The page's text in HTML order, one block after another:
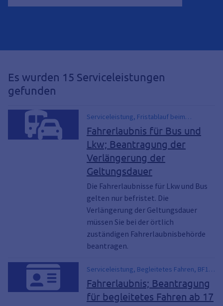
Es wurden 15 Serviceleistungen
gefunden
Serviceleistung, Fristablauf beim
Führerschein, Führerschein, Führerschein
verlängern
Fahrerlaubnis für Bus und
Lkw; Beantragung der
Verlängerung der
Geltungsdauer
Die Fahrerlaubnisse für Lkw und Bus
gelten nur befristet. Die
Verlängerung der Geltungsdauer
müssen Sie bei der örtlich
zuständigen Fahrerlaubnisbehörde
beantragen.
Serviceleistung, Begleitetes Fahren, BF17,
fahren 17, Fahren mit Begleitperson,
Führerschein in Bayern, Führerschein mit
17 Bayern
Fahrerlaubnis; Beantragung
für begleitetes Fahren ab 17